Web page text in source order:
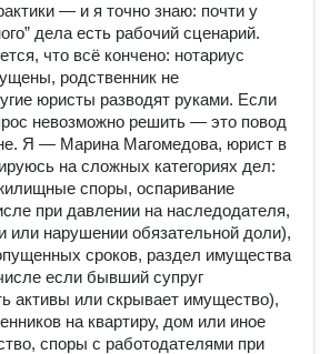
— и я точно знаю: почти у
дела есть рабочий сценарий.
что всё кончено: нотариус
родственник не
юристы разводят руками. Если
невозможно решить — это повод
Я — Марина Магомедова, юрист в
на сложных категориях дел:
споры, оспаривание
при давлении на наследодателя,
или нарушении обязательной доли),
сроков, раздел имущества
если бывший супруг
активы или скрывает имущество),
на квартиру, дом или иное
споры с работодателями при